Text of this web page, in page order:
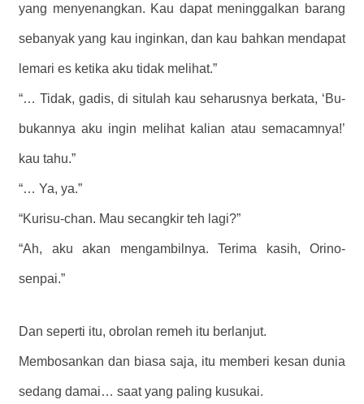
yang menyenangkan. Kau dapat meninggalkan barang
sebanyak yang kau inginkan, dan kau bahkan mendapat
lemari es ketika aku tidak melihat.”
“… Tidak, gadis, di situlah kau seharusnya berkata, ‘Bu-
bukannya aku ingin melihat kalian atau semacamnya!’
kau tahu.”
“… Ya, ya.”
“Kurisu-chan. Mau secangkir teh lagi?”
“Ah, aku akan mengambilnya. Terima kasih, Orino-
senpai.”
Dan seperti itu, obrolan remeh itu berlanjut.
Membosankan dan biasa saja, itu memberi kesan dunia
sedang damai… saat yang paling kusukai.